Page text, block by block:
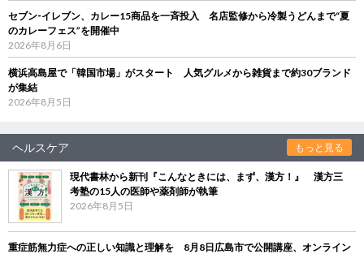
セブン‐イレブン、カレー15商品を一斉投入 名店監修から冷製うどんまで“夏
のカレーフェス”を開催中
2026年8月6日
横浜高島屋で「韓国市場」がスタート 人気グルメから雑貨まで約30ブランド
が集結
2026年8月5日
ヘルスケア もっと見る
現代書林から新刊『こんなときには、まず、漢方！』 漢方三
考塾の15人の医師や薬剤師が執筆
2026年8月5日
重症筋無力症への正しい知識と理解を 8月8日広島市で公開講座、オンライン